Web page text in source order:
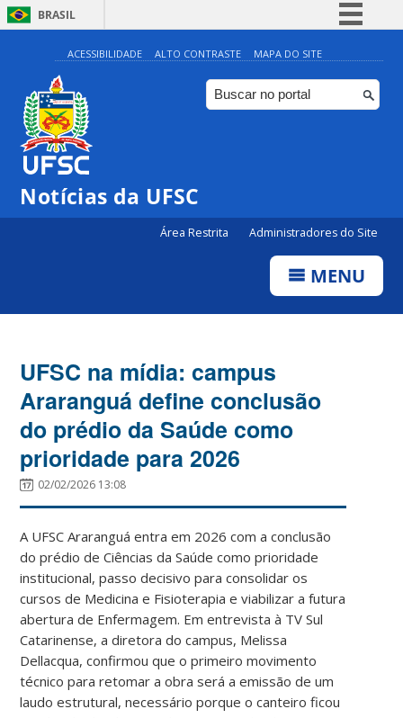
BRASIL
Simplifique!
Comunica BR
Participe
ACESSIBILIDADE ALTO CONTRASTE MAPA DO SITE
Notícias da UFSC
Área Restrita Administradores do Site
MENU
UFSC na mídia: campus
Araranguá define conclusão
do prédio da Saúde como
prioridade para 2026
02/02/2026 13:08
A UFSC Araranguá entra em 2026 com a conclusão
do prédio de Ciências da Saúde como prioridade
institucional, passo decisivo para consolidar os
cursos de Medicina e Fisioterapia e viabilizar a futura
abertura de Enfermagem. Em entrevista à TV Sul
Catarinense, a diretora do campus, Melissa
Dellacqua, confirmou que o primeiro movimento
técnico para retomar a obra será a emissão de um
laudo estrutural, necessário porque o canteiro ficou